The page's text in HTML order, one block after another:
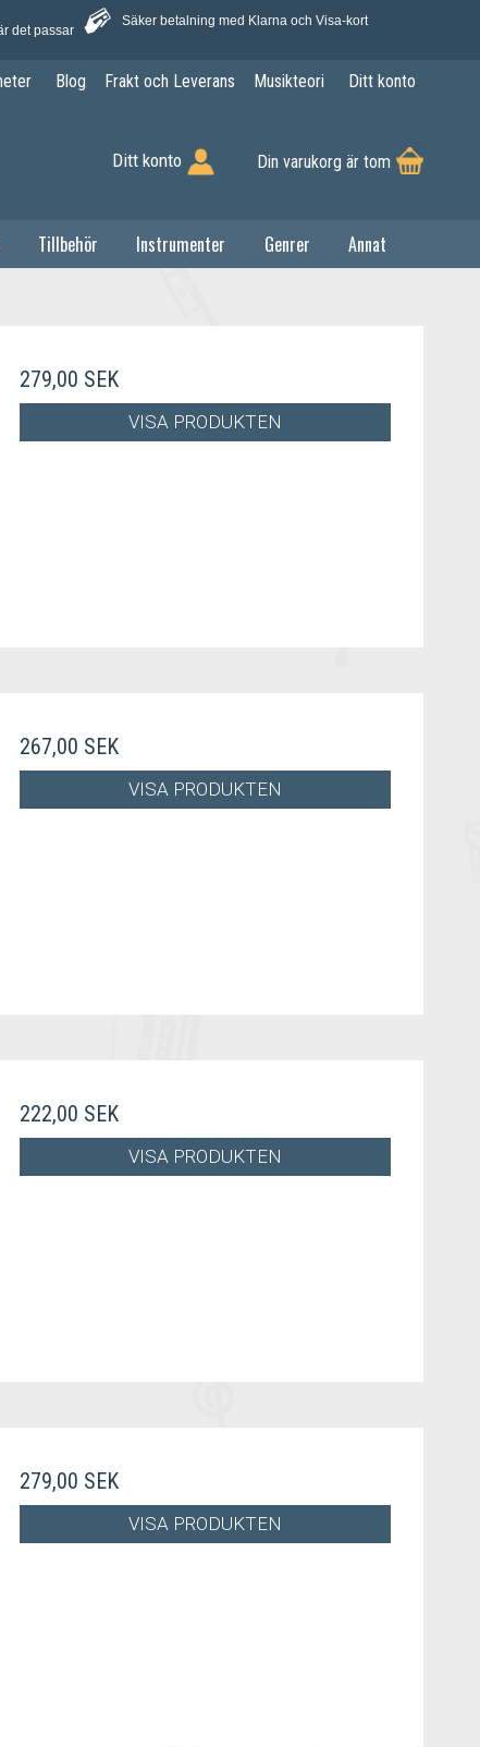
det passar
Säker betalning med Klarna och Visa-kort
Blog Frakt och Leverans Musikteori Ditt konto
Ditt konto Din varukorg är tom
Tillbehör Instrumenter Genrer Annat
279,00 SEK
VISA PRODUKTEN
267,00 SEK
VISA PRODUKTEN
222,00 SEK
VISA PRODUKTEN
279,00 SEK
VISA PRODUKTEN